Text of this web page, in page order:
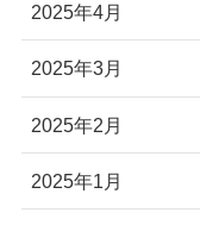
2025年4月
2025年3月
2025年2月
2025年1月